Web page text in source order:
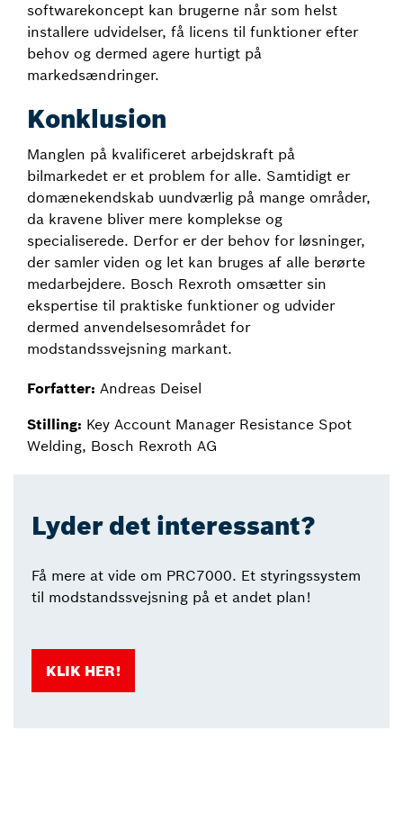
softwarekoncept kan brugerne når som helst
installere udvidelser, få licens til funktioner efter
behov og dermed agere hurtigt på
markedsændringer.
Konklusion
Manglen på kvalificeret arbejdskraft på
bilmarkedet er et problem for alle. Samtidigt er
domænekendskab uundværlig på mange områder,
da kravene bliver mere komplekse og
specialiserede. Derfor er der behov for løsninger,
der samler viden og let kan bruges af alle berørte
medarbejdere. Bosch Rexroth omsætter sin
ekspertise til praktiske funktioner og udvider
dermed anvendelsesområdet for
modstandssvejsning markant.
Forfatter: Andreas Deisel
Stilling: Key Account Manager Resistance Spot
Welding, Bosch Rexroth AG
Lyder det interessant?
Få mere at vide om PRC7000. Et styringssystem
til modstandssvejsning på et andet plan!
KLIK HER!